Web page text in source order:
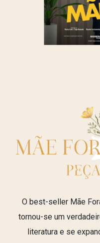
O best-seller Mãe
tornou-se um
literatura e se